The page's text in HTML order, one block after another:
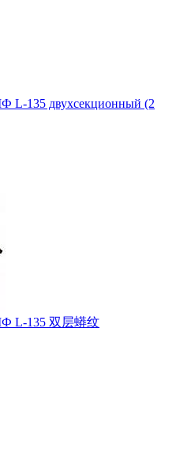
L-135 двухсекционный (2
L-135 双层蟒纹